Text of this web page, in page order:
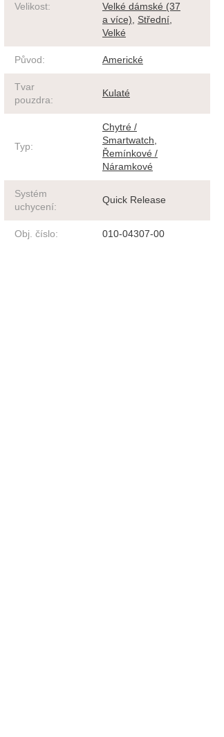
Velikost:
Velké dámské (37
a více), Střední,
Velké
Původ: Americké
Tvar
pouzdra:
Kulaté
Typ:
Chytré /
Smartwatch,
Řemínkové /
Náramkové
Systém
uchycení:
Quick Release
Obj. číslo: 010-04307-00